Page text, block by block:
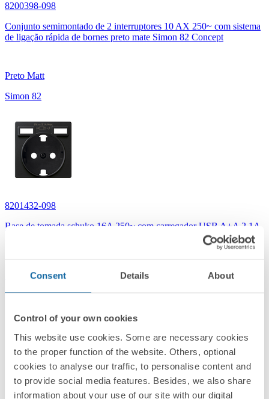
Consent Details About
Control of your own cookies
This website use cookies. Some are necessary cookies
to the proper function of the website. Others, optional
cookies to analyse our traffic, to personalise content and
to provide social media features. Besides, we also share
information about your use of our site with our digital
8200398-098
Conjunto semimontado de 2 interruptores 10 AX 250~ com sistema
de ligação rápida de bornes preto mate Simon 82 Concept
Preto Matt
Simon 82
8201432-098
Base de tomada schuko 16A 250~ com carregador USB A+A 2,1A
Preto Matt
Simon 82 Concept